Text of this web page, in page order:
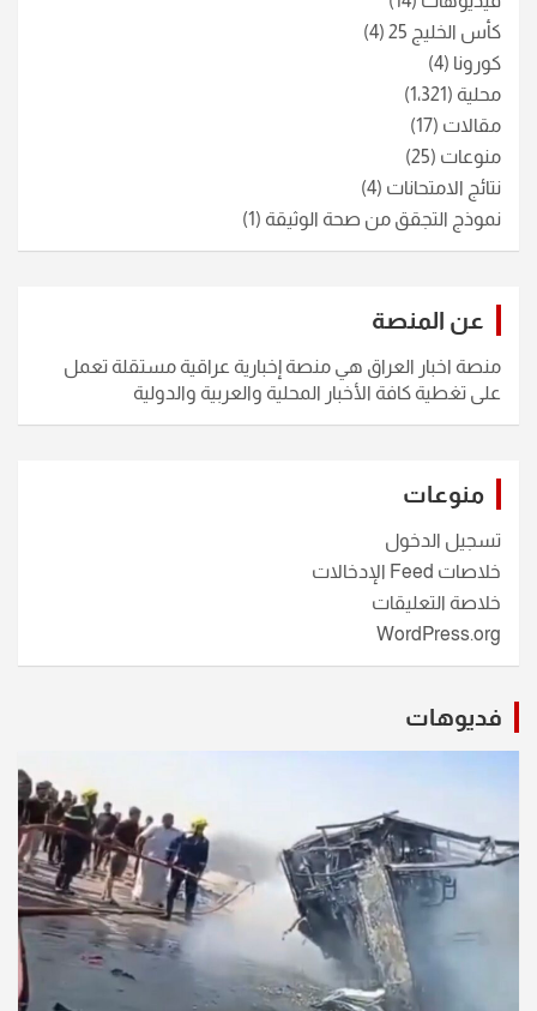
كأس الخليج 25
(4)
كورونا (4)
محلية (1٬321)
مقالات (17)
منوعات (25)
نتائج الامتحانات (4)
نموذج التجقق من صحة الوثيقة (1)
عن المنصة
منصة اخبار العراق هي منصة إخبارية عراقية مستقلة تعمل
على تغطية كافة الأخبار المحلية والعربية والدولية
منوعات
تسجيل الدخول
خلاصات Feed الإدخالات
خلاصة التعليقات
WordPress.org
فديوهات